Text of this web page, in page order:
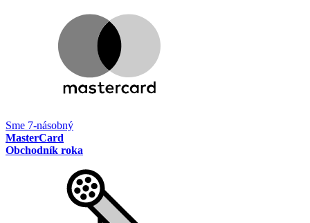
Sme 7-násobný
MasterCard
Obchodník roka